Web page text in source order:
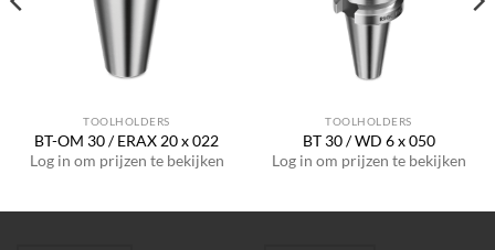
TOOLHOLDERS
BT-OM 30 / ERAX 20 x 022
Log in om prijzen te bekijken
TOOLHOLDERS
BT 30 / WD 6 x 050
Log in om prijzen te bekijken